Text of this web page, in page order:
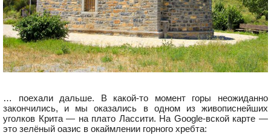
… поехали дальше. В какой-то момент горы неожиданно
закончились, и мы оказались в одном из живописнейших
уголков Крита — на плато Лассити. На Googlе-вской карте —
это зелёный оазис в окаймлении горного хребта: